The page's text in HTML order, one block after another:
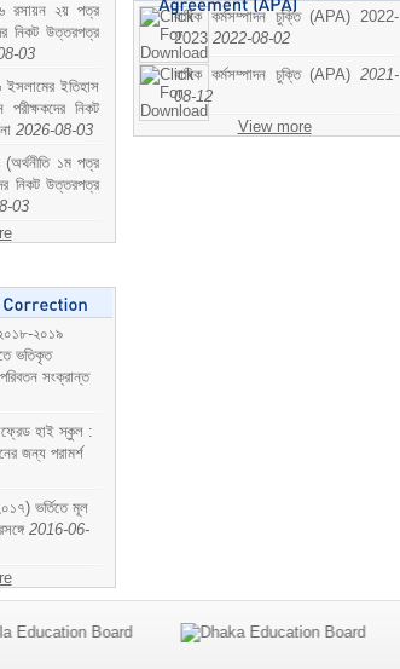
রসায়ন ২য় পত্র
নিকট উত্তরপত্র
03
ইতিহাস
নিকট
2026-08-03
১ম পত্র
নিকট উত্তরপত্র
03
২০১৯
ভতিকৃত
পরিবতন সংক্রান্ত
হাই স্কুল :
জন্য পরামর্শ
ভর্তিতে মূল
2016-06-
বাষিক কর্মসম্পাদন চুক্তি (APA) 2022-
2023 2022-08-02
বাষিক কর্মসম্পাদন চুক্তি (APA) 2021-
08-12
View more